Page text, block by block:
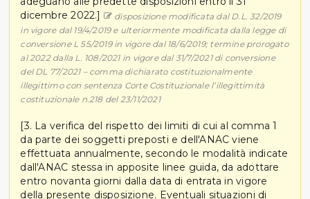
dicembre 2022.]
disposizione modificata dal D.L. 32/2019
in vigore dal 19/4/2019 e ulteriormente modificata dalla legge di
conversione L 55/2019 in vigore dal 18/6/2019; termine prorogato
al 2022 dalla L. 108/2021 in vigore dal 31/7/2021 di conversione
del DL 77/2021 – comma dichiarato costituzionalmente
illegittimo con sentenza Corte Costituzionale l’illegittimità
costituzionale n.218 del 23/11/2021
[3. La verifica del rispetto dei limiti di cui al comma 1
da parte dei soggetti preposti e dell'ANAC viene
effettuata annualmente, secondo le modalità indicate
dall'ANAC stessa in apposite linee guida, da adottare
entro novanta giorni dalla data di entrata in vigore
della presente disposizione. Eventuali situazioni di